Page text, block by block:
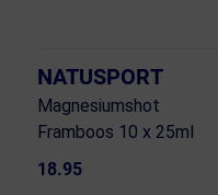
NATUSPORT
Magnesiumshot
Framboos 10 x 25ml
18.95